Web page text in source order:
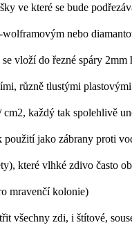
ve které se bude
wolframovým nebo
vloží do řezné spáry
různě tlustými
každý tak spolehlivě
jako zábrany proti
které vlhké zdivo často
mravenčí kolonie)
všechny zdi, i štítové,